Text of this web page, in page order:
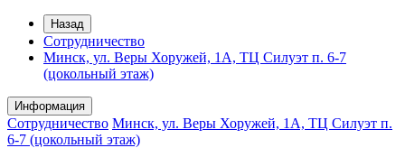
Назад
Сотрудничество
Минск, ул. Веры Хоружей, 1А, ТЦ Силуэт п. 6-7
(цокольный этаж)
Информация
Сотрудничество Минск, ул. Веры Хоружей, 1А, ТЦ Силуэт п.
6-7 (цокольный этаж)